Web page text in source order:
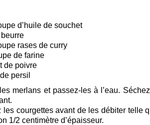
d’huile de souchet
rases de curry
de farine
de poivre
persil
merlans et passez-les à l’eau.
les courgettes avant de les débiter telle
1/2 centimètre d’épaisseur.